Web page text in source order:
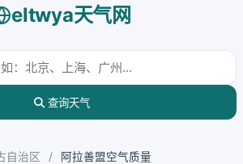
eltwya天气网
查询天气
自治区 / 阿拉善盟空气质量